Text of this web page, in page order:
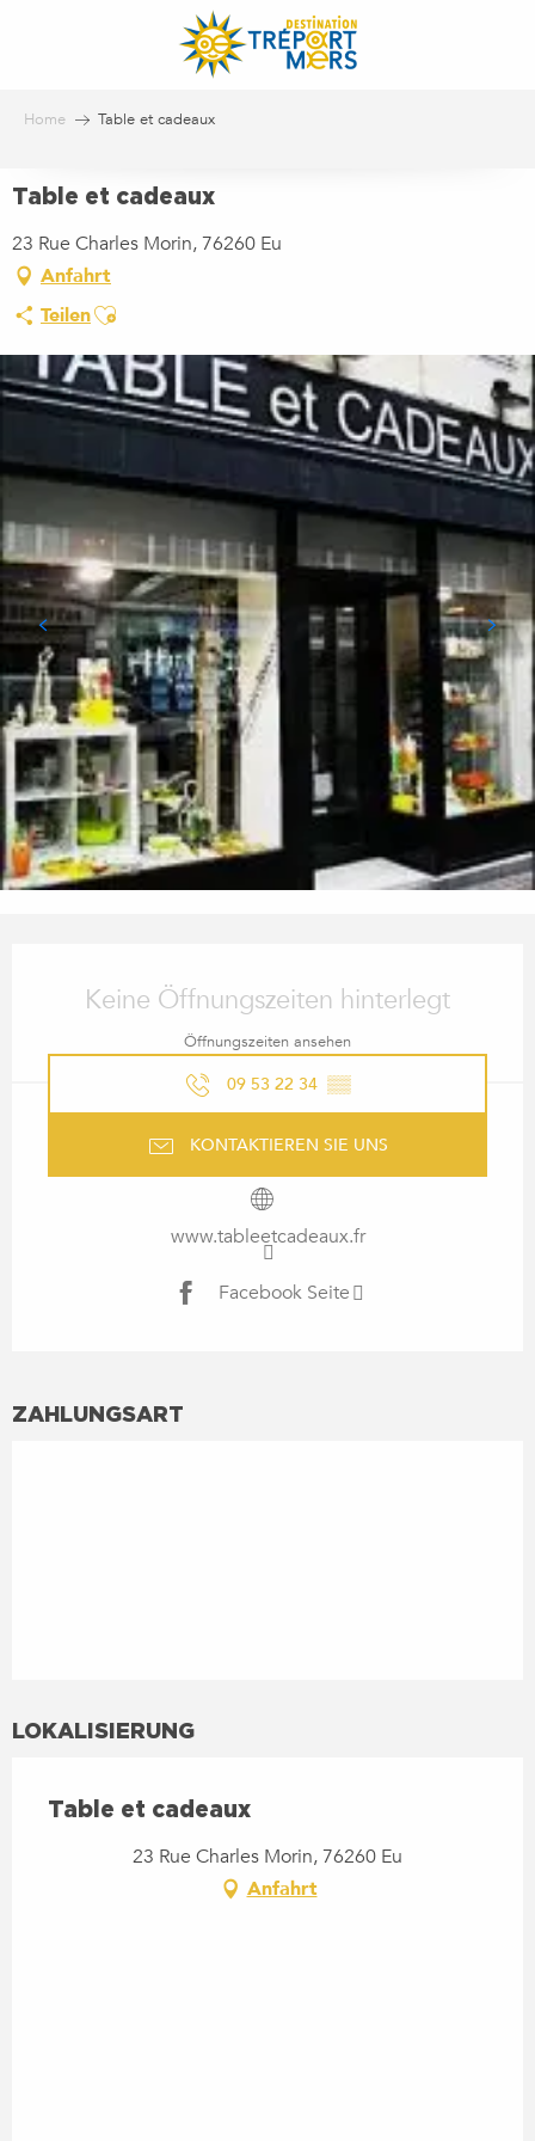
Home Table et cadeaux
Table et cadeaux
23 Rue Charles Morin, 76260 Eu
Anfahrt
TeilenAjouter aux favoris
Keine Öffnungszeiten hinterlegt
Öffnungszeiten ansehen
09 53 22 34 ▒▒
KONTAKTIEREN SIE UNS
www.tableetcadeaux.fr
Facebook Seite
ZAHLUNGSART
LOKALISIERUNG
Table et cadeaux
23 Rue Charles Morin, 76260 Eu
Anfahrt